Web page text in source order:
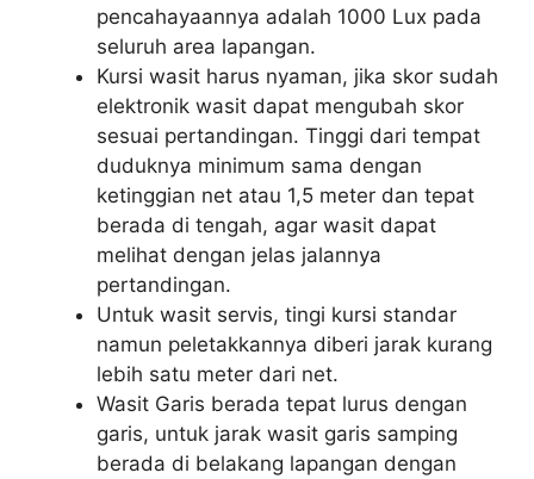
pencahayaannya adalah 1000 Lux pada
seluruh area lapangan.
Kursi wasit harus nyaman, jika skor sudah
elektronik wasit dapat mengubah skor
sesuai pertandingan. Tinggi dari tempat
duduknya minimum sama dengan
ketinggian net atau 1,5 meter dan tepat
berada di tengah, agar wasit dapat
melihat dengan jelas jalannya
pertandingan.
Untuk wasit servis, tingi kursi standar
namun peletakkannya diberi jarak kurang
lebih satu meter dari net.
Wasit Garis berada tepat lurus dengan
garis, untuk jarak wasit garis samping
berada di belakang lapangan dengan